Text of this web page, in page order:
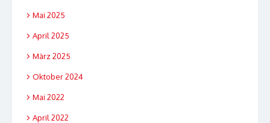
Mai 2025
April 2025
März 2025
Oktober 2024
Mai 2022
April 2022